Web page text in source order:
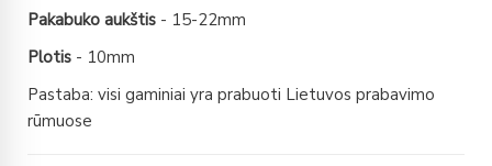
Pakabuko aukštis - 15-22mm
Plotis - 10mm
Pastaba: visi gaminiai yra prabuoti Lietuvos prabavimo
rūmuose